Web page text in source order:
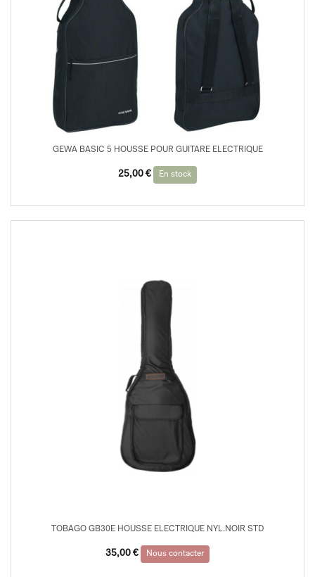
GEWA BASIC 5 HOUSSE POUR GUITARE ELECTRIQUE
25,00 € En stock
TOBAGO GB30E HOUSSE ELECTRIQUE NYL.NOIR STD
35,00 € Nous contacter